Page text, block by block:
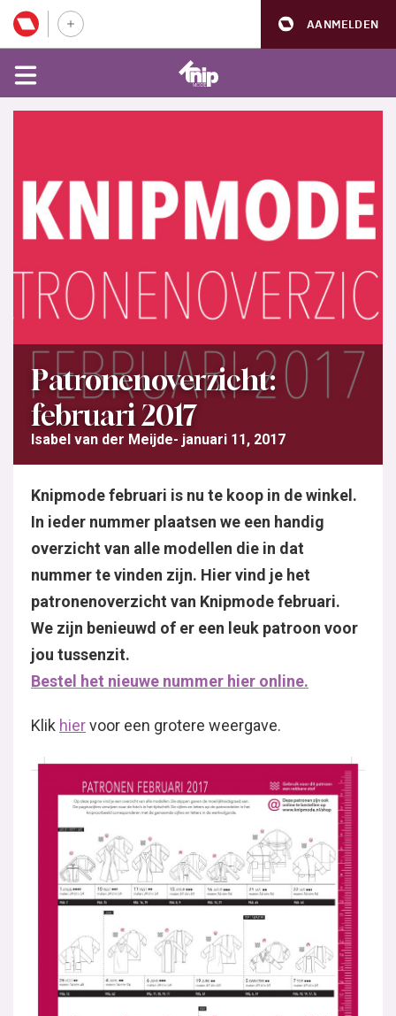
AANMELDEN
Patronenoverzicht:
februari 2017
Isabel van der Meijde januari 11, 2017
Knipmode februari is nu te koop in de winkel.
In ieder nummer plaatsen we een handig
overzicht van alle modellen die in dat
nummer te vinden zijn. Hier vind je het
patronenoverzicht van Knipmode februari.
We zijn benieuwd of er een leuk patroon voor
jou tussenzit.
Bestel het nieuwe nummer hier online.
Klik hiervoor een grotere weergave.